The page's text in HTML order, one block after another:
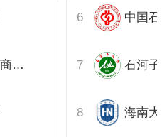
北京大学汇丰商学院 石河子
海南大